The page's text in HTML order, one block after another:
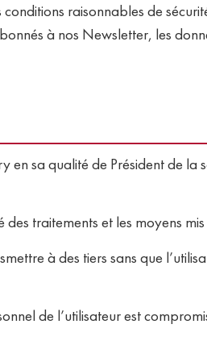
raisonnables de
à nos Newsletter, les
sa qualité de Président de
traitements et les moyens
à des tiers sans que
de l’utilisateur est